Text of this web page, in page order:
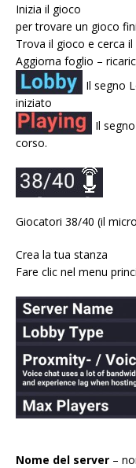
Inizia il gioco
per trovare un gioco
Trova il gioco e cerca
Aggiorna foglio –
Il segno
iniziato
Il
corso.
Giocatori 38/40 (il
Crea la tua stanza
Fare clic nel menu
Nome del server –